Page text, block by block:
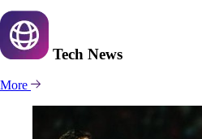
Tech News
More